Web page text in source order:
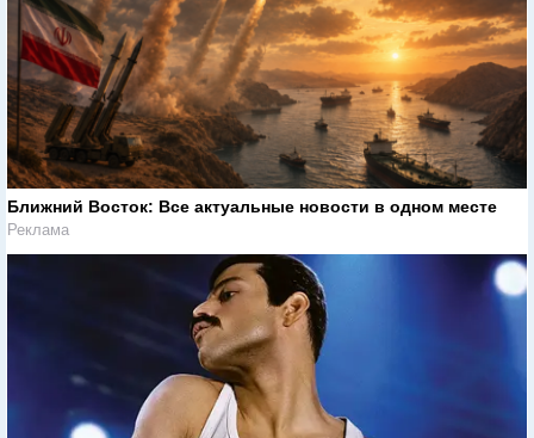
Ближний Восток: Все актуальные новости в одном месте
Реклама